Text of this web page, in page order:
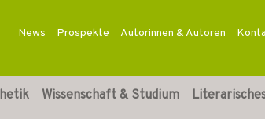
News Prospekte Autorinnen & Autoren
Wissenschaft & Studium